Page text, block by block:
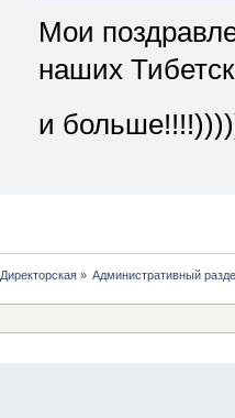
Мои
наших
и
Директорская» Административный